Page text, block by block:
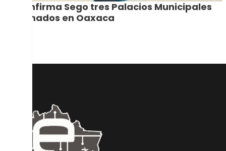
Confirma Sego tres Palacios Municipales
tomados en Oaxaca